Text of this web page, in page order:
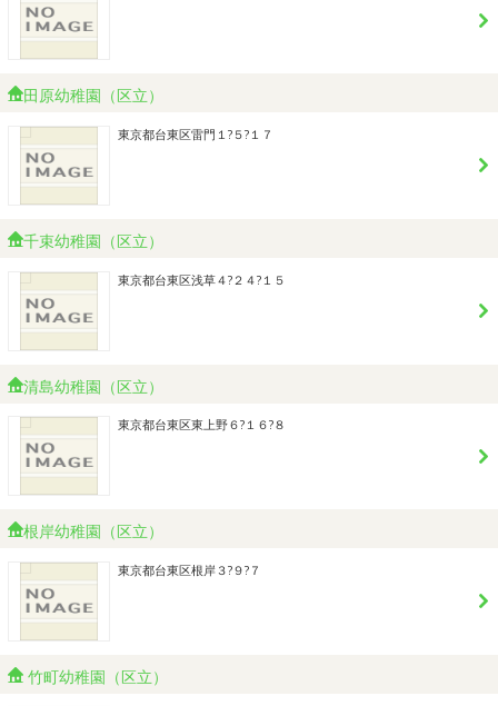
田原幼稚園（区立）
東京都台東区雷門１?５?１７
千束幼稚園（区立）
東京都台東区浅草４?２４?１５
清島幼稚園（区立）
東京都台東区東上野６?１６?８
根岸幼稚園（区立）
東京都台東区根岸３?９?７
竹町幼稚園（区立）